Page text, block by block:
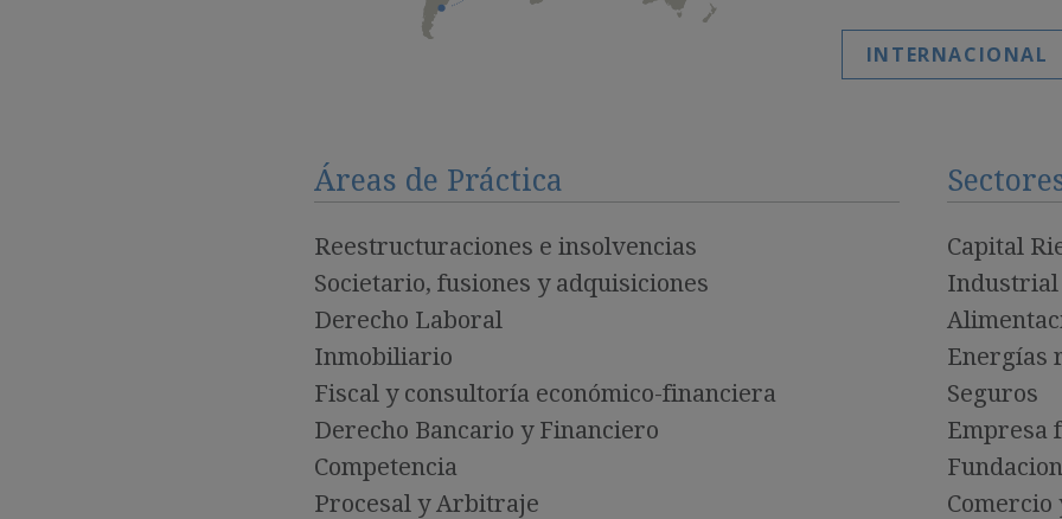
INTERNACIONAL
Áreas de Práctica
Reestructuraciones e insolvencias
Societario, fusiones y adquisiciones
Derecho Laboral
Inmobiliario
Fiscal y consultoría económico-financiera
Derecho Bancario y Financiero
Competencia
Procesal y Arbitraje
Capital
Industrial
Energías
Seguros
Empresa